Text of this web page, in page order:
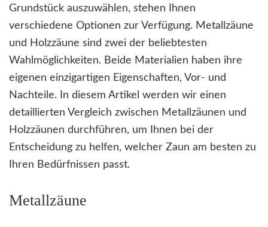
Grundstück auszuwählen, stehen Ihnen
verschiedene Optionen zur Verfügung. Metallzäune
und Holzzäune sind zwei der beliebtesten
Wahlmöglichkeiten. Beide Materialien haben ihre
eigenen einzigartigen Eigenschaften, Vor- und
Nachteile. In diesem Artikel werden wir einen
detaillierten Vergleich zwischen Metallzäunen und
Holzzäunen durchführen, um Ihnen bei der
Entscheidung zu helfen, welcher Zaun am besten zu
Ihren Bedürfnissen passt.
Metallzäune